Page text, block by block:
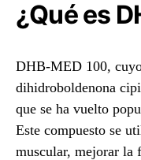
¿Qué es
DHB-MED 100,
dihidroboldenona
que se ha vuelto
Este compuesto se
muscular, mejorar la